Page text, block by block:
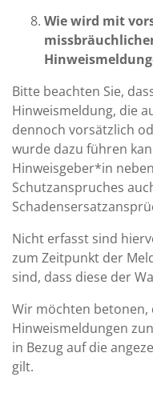
Wie wird mit
Bitte beachten Sie,
Hinweismeldung, die
dennoch vorsätzlich
wurde dazu führen
Hinweisgeber*in
Schutzanspruches
Nicht erfasst sind
zum Zeitpunkt der
sind, dass diese der
Wir möchten betonen,
Hinweismeldungen
in Bezug auf die
gilt.